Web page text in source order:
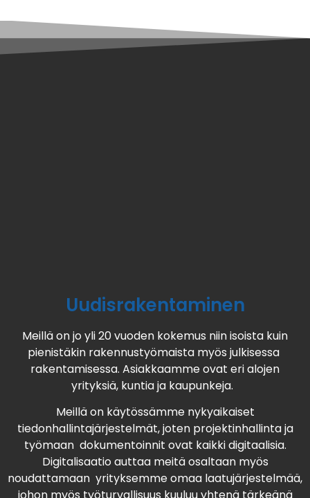
Uudisrakentaminen
Meillä on jo yli 20 vuoden kokemus niin isoista kuin
pienistäkin rakennustyömaista myös julkisessa
rakentamisessa. Asiakkaamme ovat eri alojen
yrityksiä, kuntia ja kaupunkeja.
Meillä on käytössämme nykyaikaiset
tiedonhallintajärjestelmät, joten projektinhallinta ja
työmaan dokumentoinnit ovat kaikki digitaalisia.
Digitalisaatio auttaa meitä osaltaan myös
noudattamaan yrityksemme omaa laatujärjestelmää,